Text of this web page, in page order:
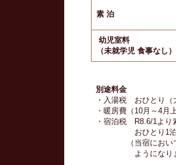
素 泊
幼児室料
（未就学児 食事なし）
別途料金
・入湯税 おひとり（
・暖房費（10月～4月
・宿泊税 R8.6/1より
おひとり1泊
（当宿においては
ようにな